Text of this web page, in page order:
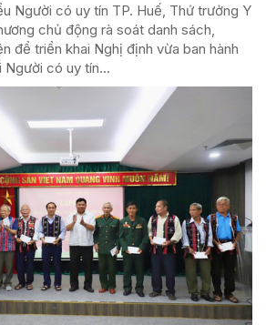
Người có uy tín TP. Huế, Thứ trưởng Y
chủ động rà soát danh sách,
để triển khai Nghị định vừa ban hành
Người có uy tín...